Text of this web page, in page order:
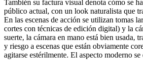
También su factura visual denota cómo se
público actual, con un look naturalista que
En las escenas de acción se utilizan tomas
cortes con técnicas de edición digital) y la
suerte, la cámara en mano está bien usada,
y riesgo a escenas que están obviamente
agitarse estérilmente. El aspecto moderno